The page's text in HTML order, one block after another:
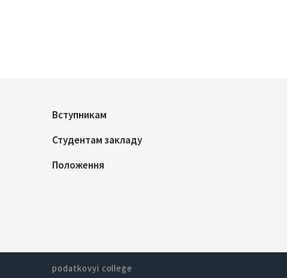
Вступникам
Студентам закладу
Положення
podatkovyi college